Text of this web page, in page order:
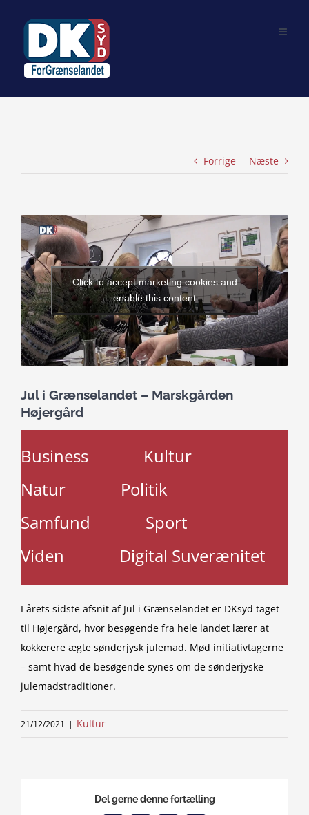
Forrige Næste
View
Larger
Image
Click to accept marketing cookies and
enable this content
Jul i Grænselandet – Marskgården
Højergård
Business
Kultur
Natur
Politik
Samfund
Sport
Viden
Digital Suverænitet
I årets sidste afsnit af Jul i Grænselandet er DKsyd taget
til Højergård, hvor besøgende fra hele landet lærer at
kokkerere ægte sønderjysk julemad. Mød initiativtagerne
– samt hvad de besøgende synes om de sønderjyske
julemadstraditioner.
21/12/2021 | Kultur
Del gerne denne fortælling